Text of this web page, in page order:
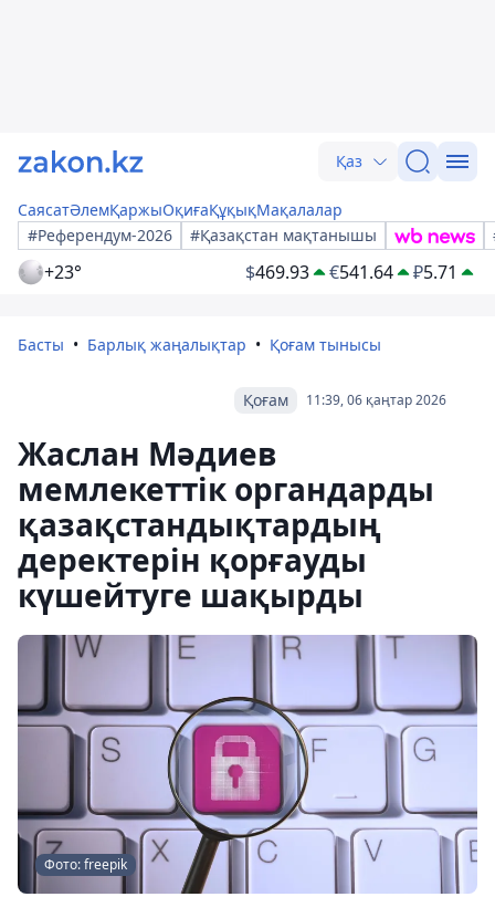
Қаз
СаясатӘлемҚаржыОқиғаҚұқықМақалалар
#Референдум-2026
#Қазақстан мақтанышы
+23° $469.93 €541.64 ₽5.71
Басты Барлық жаңалықтар Қоғам тынысы
11:39, 06 қаңтар 2026
Қоғам
Жаслан Мәдиев
мемлекеттік органдарды
қазақстандықтардың
деректерін қорғауды
күшейтуге шақырды
Фото: freepik